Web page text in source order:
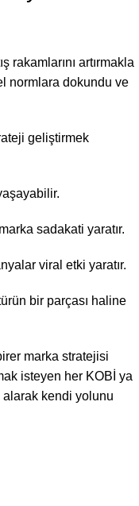
rakamlarını artırmakla
normlara dokundu ve
geliştirmek
sadakati yaratır.
viral etki yaratır.
bir parçası haline
marka stratejisi
isteyen her KOBİ ya
kendi yolunu